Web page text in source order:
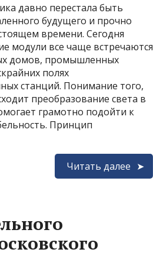
давно перестала быть
будущего и прочно
времени. Сегодня
модули все чаще встречаются
домов, промышленных
полях
станций. Понимание того,
преобразование света в
грамотно подойти к
Принцип
Читать далее